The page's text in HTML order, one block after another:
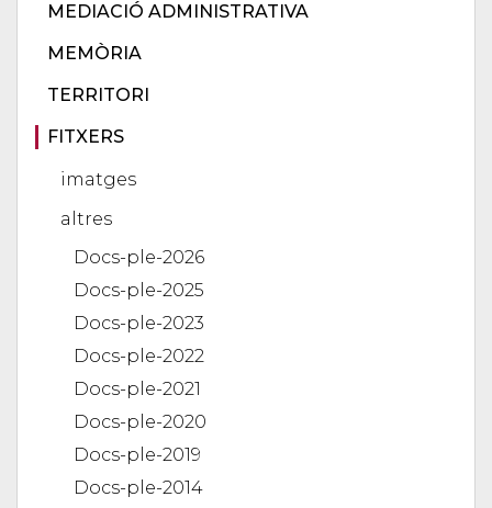
MEDIACIÓ ADMINISTRATIVA
MEMÒRIA
TERRITORI
FITXERS
imatges
altres
Docs-ple-2026
Docs-ple-2025
Docs-ple-2023
Docs-ple-2022
Docs-ple-2021
Docs-ple-2020
Docs-ple-2019
Docs-ple-2014